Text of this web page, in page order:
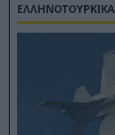
ΕΛΛΗΝΟΤΟΥΡΚΙΚΑ